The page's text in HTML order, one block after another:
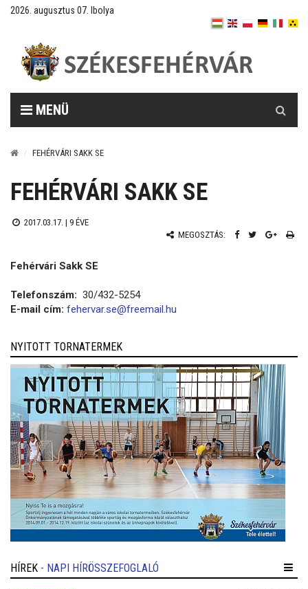
2026. augusztus 07. Ibolya
MENÜ
FEHÉRVÁRI SAKK SE
FEHÉRVÁRI SAKK SE
2017.03.17. | 9 ÉVE
MEGOSZTÁS:
Fehérvári Sakk SE
Telefonszám: 30/432-5254
E-mail cím: fehervar.se@freemail.hu
NYITOTT TORNATERMEK
HÍREK - NAPI HÍRÖSSZEFOGLALÓ